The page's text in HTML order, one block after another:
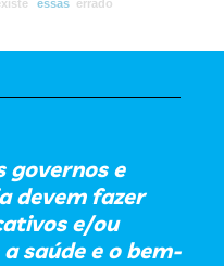
errado
essas
governos e
devem fazer
e/ou
saúde e o bem-